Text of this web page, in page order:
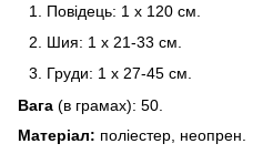
Повідець: 1 x 120 см.
Шия: 1 x 21-33 см.
Груди: 1 x 27-45 см.
Вага (в грамах): 50.
Матеріал: поліестер, неопрен.